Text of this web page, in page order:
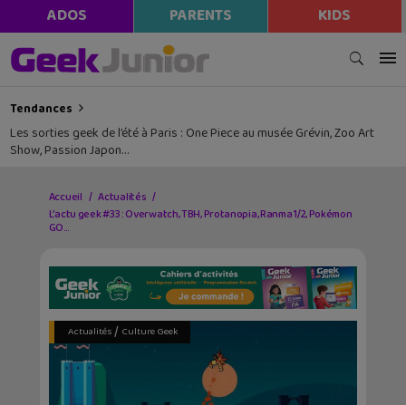
ADOS PARENTS KIDS
Tendances
Les sorties geek de l’été à Paris : One Piece au musée Grévin, Zoo Art
Show, Passion Japon…
Accueil
Actualités
L’actu geek #33 : Overwatch, TBH, Protanopia, Ranma 1/2, Pokémon
GO…
Actualités/ Culture Geek